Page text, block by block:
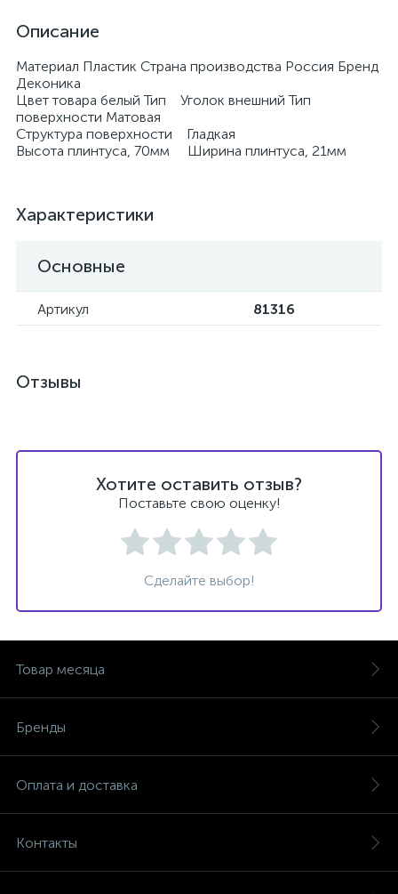
Описание
Материал Пластик Страна производства Россия Бренд
Деконика
Цвет товара белый Тип Уголок внешний Тип
поверхности Матовая
Структура поверхности Гладкая
Высота плинтуса, 70мм Ширина плинтуса, 21мм
Характеристики
Основные
Артикул 81316
Отзывы
Хотите оставить отзыв?
Поставьте свою оценку!
Сделайте выбор!
Товар месяца
Бренды
Оплата и доставка
Контакты